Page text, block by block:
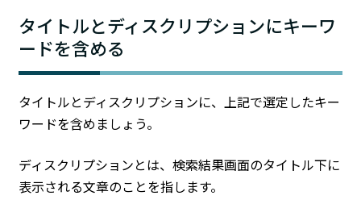
タイトルとディスクリプションにキーワ
ードを含める
タイトルとディスクリプションに、上記で選定したキー
ワードを含めましょう。
ディスクリプションとは、検索結果画面のタイトル下に
表示される文章のことを指します。